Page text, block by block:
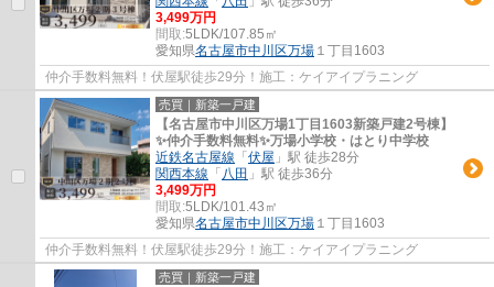
3,499万円
間取:5LDK/107.85㎡
愛知県名古屋市中川区万場 １丁目1603
仲介手数料無料！伏屋駅徒歩29分！施工：ケイアイプラニング
売買｜新築一戸建
【名古屋市中川区万場1丁目1603新築戸建2号棟】
✨️仲介手数料無料✨️万場小学校・はとり中学校
近鉄名古屋線 「 伏屋 」駅 徒歩28分
関西本線 「 八田 」駅 徒歩36分
3,499万円
間取:5LDK/101.43㎡
愛知県名古屋市中川区万場 １丁目1603
仲介手数料無料！伏屋駅徒歩29分！施工：ケイアイプラニング
売買｜新築一戸建